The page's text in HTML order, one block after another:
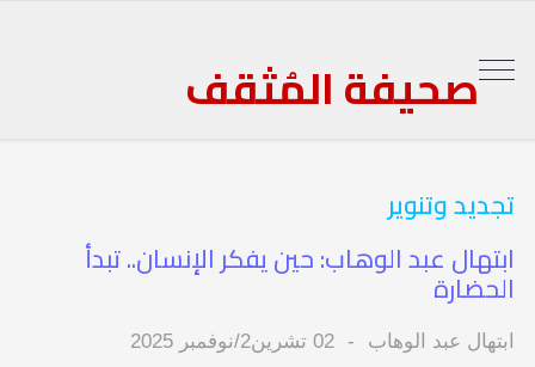
صحيفة المُثقف
تجديد وتنوير
ابتهال عبد الوهاب: حين يفكر الإنسان.. تبدأ
الحضارة
ابتهال عبد الوهاب 02 تشرين2/نوفمبر 2025